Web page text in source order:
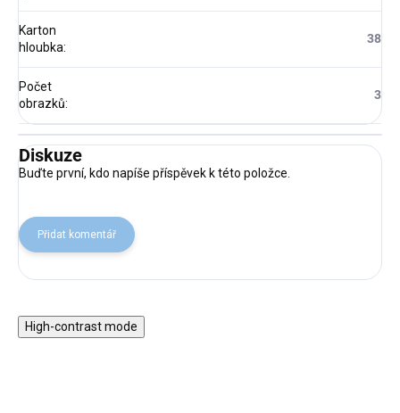
Karton
hloubka:
38
Počet
obrazků:
3
Diskuze
Buďte první, kdo napíše příspěvek k této položce.
Přidat komentář
High-contrast mode